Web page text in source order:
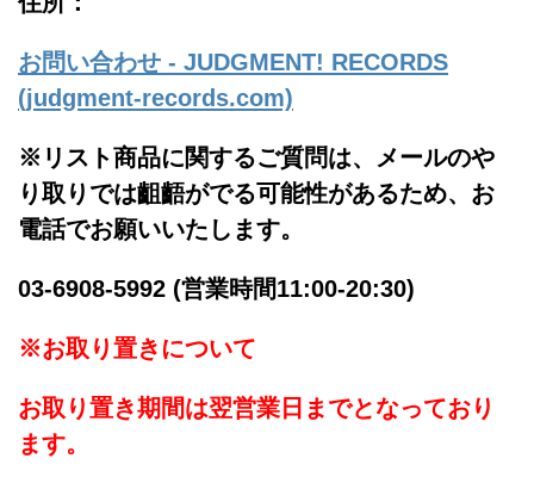
お問い合わせ - JUDGMENT! RECORDS
(judgment-records.com)
※リスト商品に関するご質問は、メールのや
り取りでは齟齬がでる可能性があるため、お
電話でお願いいたします。
03-6908-5992 (営業時間11:00-20:30)
※お取り置きについて
お取り置き期間は翌営業日までとなっており
ます。